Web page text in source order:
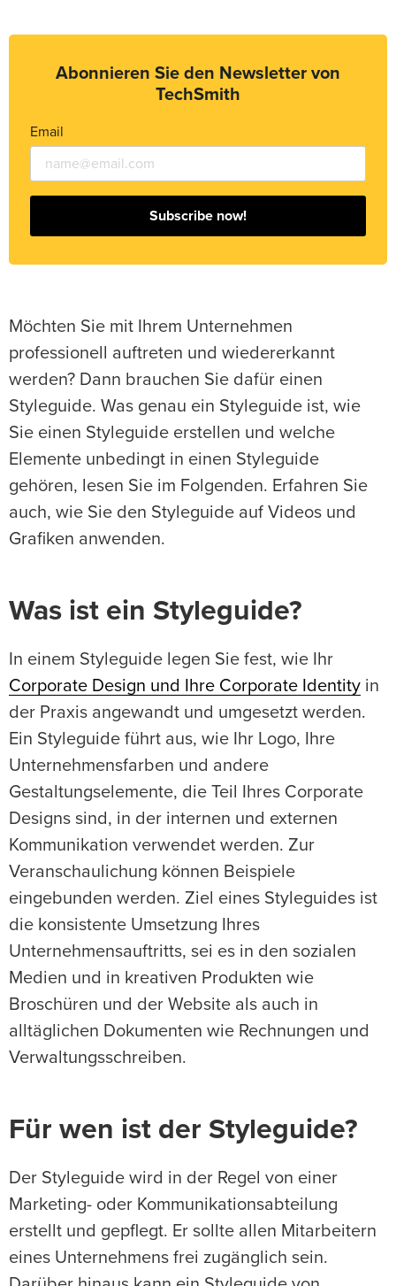
Abonnieren Sie den Newsletter von
TechSmith
Email
Subscribe now!
Möchten Sie mit Ihrem Unternehmen
professionell auftreten und wiedererkannt
werden? Dann brauchen Sie dafür einen
Styleguide. Was genau ein Styleguide ist, wie
Sie einen Styleguide erstellen und welche
Elemente unbedingt in einen Styleguide
gehören, lesen Sie im Folgenden. Erfahren Sie
auch, wie Sie den Styleguide auf Videos und
Grafiken anwenden.
Was ist ein Styleguide?
In einem Styleguide legen Sie fest, wie Ihr
Corporate Design und Ihre Corporate Identity in
der Praxis angewandt und umgesetzt werden.
Ein Styleguide führt aus, wie Ihr Logo, Ihre
Unternehmensfarben und andere
Gestaltungselemente, die Teil Ihres Corporate
Designs sind, in der internen und externen
Kommunikation verwendet werden. Zur
Veranschaulichung können Beispiele
eingebunden werden. Ziel eines Styleguides ist
die konsistente Umsetzung Ihres
Unternehmensauftritts, sei es in den sozialen
Medien und in kreativen Produkten wie
Broschüren und der Website als auch in
alltäglichen Dokumenten wie Rechnungen und
Verwaltungsschreiben.
Für wen ist der Styleguide?
Der Styleguide wird in der Regel von einer
Marketing- oder Kommunikationsabteilung
erstellt und gepflegt. Er sollte allen Mitarbeitern
eines Unternehmens frei zugänglich sein.